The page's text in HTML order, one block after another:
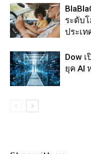
ระดับ
ประเท
Dow
ยุค AI